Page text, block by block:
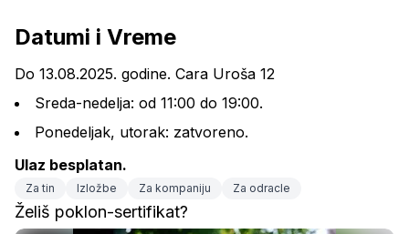
Datumi i Vreme
Do 13.08.2025. godine. Cara Uroša 12
Sreda-nedelja: od 11:00 do 19:00.
Ponedeljak, utorak: zatvoreno.
Ulaz besplatan.
Za tin Izložbe Za kompaniju Za odracle
Želiš poklon-sertifikat?